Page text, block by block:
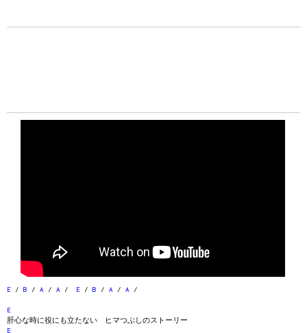
E / B / A / A / E / B / A / A /
E
肝心な時に役にも立たない ヒマつぶしのストーリー
E